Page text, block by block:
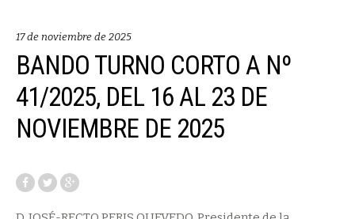
17 de noviembre de 2025
BANDO TURNO CORTO A Nº
41/2025, DEL 16 AL 23 DE
NOVIEMBRE DE 2025